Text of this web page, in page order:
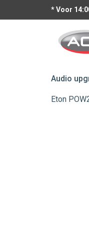
* Voor
Audio
Eton